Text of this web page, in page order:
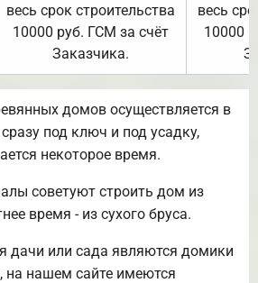
весь срок строительства
10000 руб. ГСМ за счёт
Заказчика.
весь
10000
домов осуществляется в
под ключ и под усадку,
некоторое время.
советуют строить дом из
время - из сухого бруса.
дачи или сада являются домики
на нашем сайте имеются